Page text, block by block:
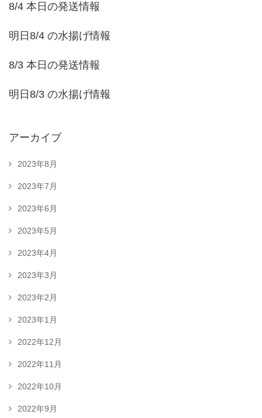
8/4 本日の発送情報
明日8/4 の水揚げ情報
8/3 本日の発送情報
明日8/3 の水揚げ情報
アーカイブ
2023年8月
2023年7月
2023年6月
2023年5月
2023年4月
2023年3月
2023年2月
2023年1月
2022年12月
2022年11月
2022年10月
2022年9月